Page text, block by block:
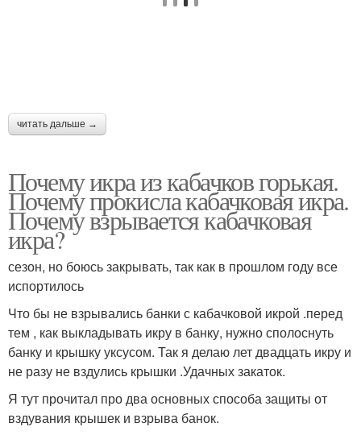
читать дальше →
Почему икра из кабачков горькая.
Почему прокисла кабачковая икра.
Почему взрывается кабачковая
икра?
сезон, но боюсь закрывать, так как в прошлом году все
испортилось
Что бы не взрывались банки с кабачковой икрой .перед
тем , как выкладывать икру в банку, нужно сполоснуть
банку и крышку уксусом. Так я делаю лет двадцать икру и
не разу не вздулись крышки .Удачных закаток.
Я тут прочитал про два основных способа защиты от
вздувания крышек и взрыва банок.